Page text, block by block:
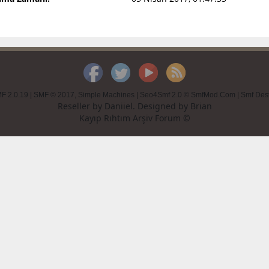
2.0.19 | SMF © 2017 Simple Machines | Seo4Smf 2.0 © SmfMod.Com | Smf
Reseller by Daniiel. Designed by Brian
Kayıp Rıhtım Arşiv Forum ©